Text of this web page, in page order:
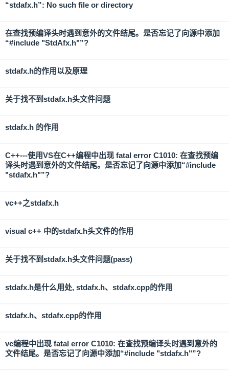
“stdafx.h”: No such file or directory
在查找预编译头时遇到意外的文件结尾。是否忘记了向源中添加
“#include "StdAfx.h"”?
stdafx.h的作用以及原理
关于找不到stdafx.h头文件问题
stdafx.h 的作用
C++---使用VS在C++编程中出现 fatal error C1010: 在查找预编
译头时遇到意外的文件结尾。是否忘记了向源中添加“#include
"stdafx.h"”?
vc++之stdafx.h
visual c++ 中的stdafx.h头文件的作用
关于找不到stdafx.h头文件问题(pass)
stdafx.h是什么用处, stdafx.h、stdafx.cpp的作用
stdafx.h、stdafx.cpp的作用
vc编程中出现 fatal error C1010: 在查找预编译头时遇到意外的
文件结尾。是否忘记了向源中添加“#include "stdafx.h"”?